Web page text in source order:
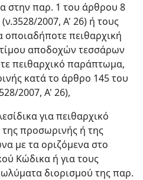
στην παρ. 1 του άρθρου 8
2007, Α' 26) ή τους
οποιαδήποτε πειθαρχική
αποδοχών τεσσάρων
πειθαρχικό παράπτωμα,
κατά το άρθρο 145 του
2007, Α' 26),
για πειθαρχικό
προσωρινής ή της
με τα οριζόμενα στο
Κώδικα ή για τους
διορισμού της παρ.